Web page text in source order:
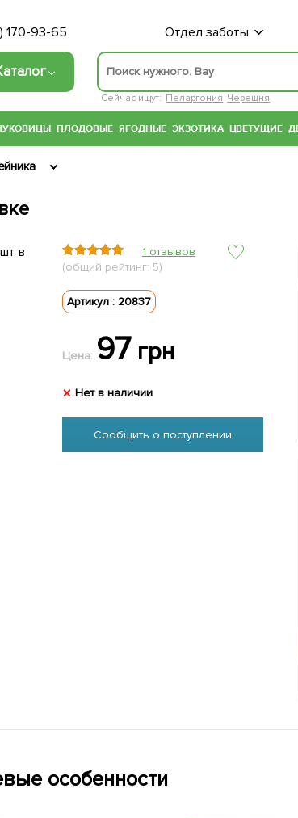
170-93-65 Отдел заботы
Сейчас ищут: Пеларгония Черешня
ПЛОДОВЫЕ ЯГОДНЫЕ ЭКЗОТИКА ЦВЕТУЩИЕ
1 отзывов
(общий рейтинг: 5)
Артикул : 20837
Цена: 97 грн
Нет в наличии
Сообщить о поступлении
особенности